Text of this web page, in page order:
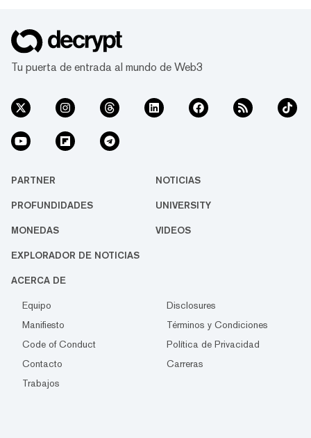
Tu puerta de entrada al mundo de Web3
PARTNER NOTICIAS
PROFUNDIDADES UNIVERSITY
MONEDAS VIDEOS
EXPLORADOR DE NOTICIAS
ACERCA DE
Equipo
Disclosures
Manifiesto
Términos y Condiciones
Code of Conduct
Política de Privacidad
Contacto
Carreras
Trabajos